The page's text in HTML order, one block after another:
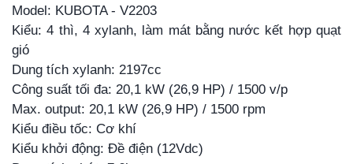
Model: KUBOTA - V2203
Kiểu: 4 thì, 4 xylanh, làm mát bằng nước kết hợp quạt
gió
Dung tích xylanh: 2197cc
Công suất tối đa: 20,1 kW (26,9 HP) / 1500 v/p
Max. output: 20,1 kW (26,9 HP) / 1500 rpm
Kiểu điều tốc: Cơ khí
Kiểu khởi động: Đề điện (12Vdc)